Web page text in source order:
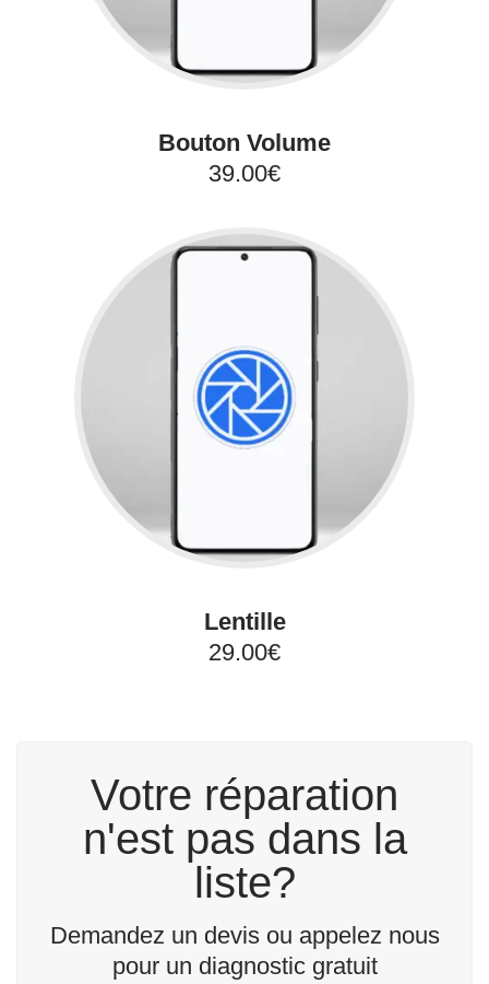
Bouton Volume
39.00€
Lentille
29.00€
Votre réparation
n'est pas dans la
liste?
Demandez un devis ou appelez nous
pour un diagnostic gratuit